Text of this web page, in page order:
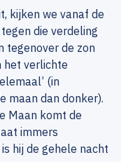
kijken we vanaf de
die verdeling
tegenover de zon
het verlichte
(in
maan dan donker).
Maan komt de
immers
hij de gehele nacht